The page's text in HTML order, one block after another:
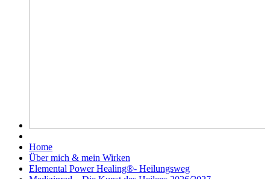
Home
Über mich & mein Wirken
Elemental Power Healing®- Heilungsweg